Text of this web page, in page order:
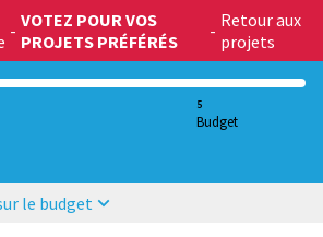
- VOTEZ POUR VOS
PROJETS PRÉFÉRÉS
- Retour aux
projets
5
Budget
le budget